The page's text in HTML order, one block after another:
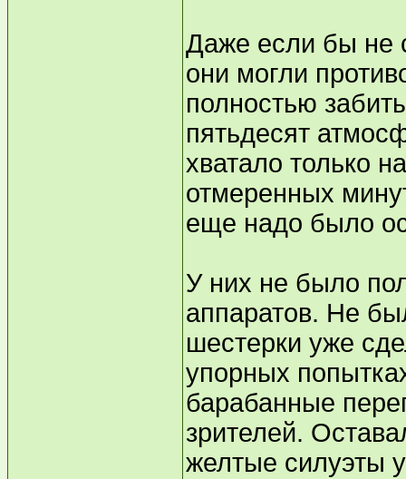
Даже если бы не
они могли
полностью
пятьдесят
хватало только
отмеренных
еще надо было
У них не было
аппаратов. Не
шестерки уже
упорных
барабанные
зрителей.
желтые силуэты